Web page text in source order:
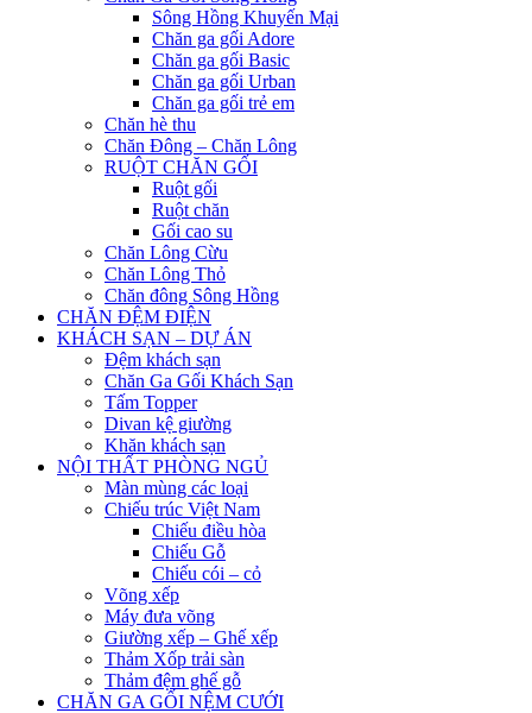
Sông Hồng Khuyến Mại
Chăn ga gối Adore
Chăn ga gối Basic
Chăn ga gối Urban
Chăn ga gối trẻ em
Chăn hè thu
Chăn Đông – Chăn Lông
RUỘT CHĂN GỐI
Ruột gối
Ruột chăn
Gối cao su
Chăn Lông Cừu
Chăn Lông Thỏ
Chăn đông Sông Hồng
CHĂN ĐỆM ĐIỆN
KHÁCH SẠN – DỰ ÁN
Đệm khách sạn
Chăn Ga Gối Khách Sạn
Tấm Topper
Divan kệ giường
Khăn khách sạn
NỘI THẤT PHÒNG NGỦ
Màn mùng các loại
Chiếu trúc Việt Nam
Chiếu điều hòa
Chiếu Gỗ
Chiếu cói – cỏ
Võng xếp
Máy đưa võng
Giường xếp – Ghế xếp
Thảm Xốp trải sàn
Thảm đệm ghế gỗ
CHĂN GA GỐI NỆM CƯỚI